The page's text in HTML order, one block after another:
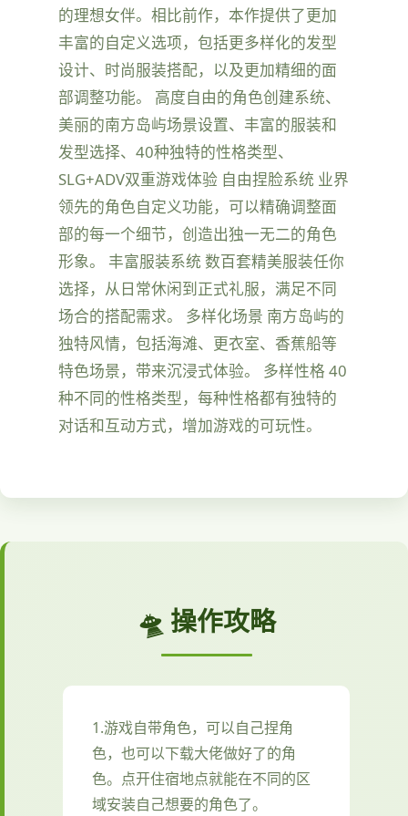
的理想女伴。相比前作，本作提供了更加
丰富的自定义选项，包括更多样化的发型
设计、时尚服装搭配，以及更加精细的面
部调整功能。 高度自由的角色创建系统、
美丽的南方岛屿场景设置、丰富的服装和
发型选择、40种独特的性格类型、
SLG+ADV双重游戏体验 自由捏脸系统 业界
领先的角色自定义功能，可以精确调整面
部的每一个细节，创造出独一无二的角色
形象。 丰富服装系统 数百套精美服装任你
选择，从日常休闲到正式礼服，满足不同
场合的搭配需求。 多样化场景 南方岛屿的
独特风情，包括海滩、更衣室、香蕉船等
特色场景，带来沉浸式体验。 多样性格 40
种不同的性格类型，每种性格都有独特的
对话和互动方式，增加游戏的可玩性。
🛸 操作攻略
1.游戏自带角色，可以自己捏角
色，也可以下载大佬做好了的角
色。点开住宿地点就能在不同的区
域安装自己想要的角色了。